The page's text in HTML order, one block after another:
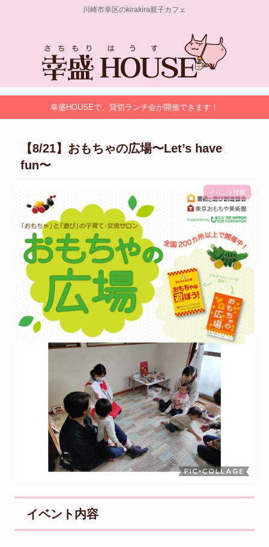
川崎市幸区のkirakira親子カフェ
幸盛HOUSEで、貸切ランチ会が開催できます！
【8/21】おもちゃの広場〜Let’s have
fun〜
イベント情報
イベント内容